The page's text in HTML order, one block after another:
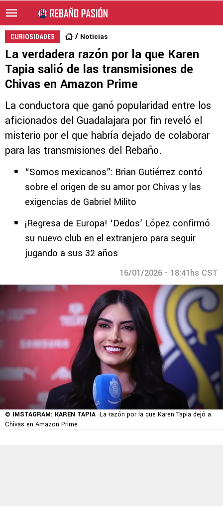
CURIOSIDADES Noticias
La verdadera razón por la que Karen
Tapia salió de las transmisiones de
Chivas en Amazon Prime
La conductora que ganó popularidad entre los
aficionados del Guadalajara por fin reveló el
misterio por el que habría dejado de colaborar
para las transmisiones del Rebaño.
“Somos mexicanos”: Brian Gutiérrez contó
sobre el origen de su amor por Chivas y las
exigencias de Gabriel Milito
¡Regresa de Europa! ‘Dedos’ López confirmó
su nuevo club en el extranjero para seguir
jugando a sus 32 años
16/01/2026 - 18:41hs CST
© IMSTAGRAM: KAREN TAPIA La razón por la que Karen Tapia dejó a
Chivas en Amazon Prime